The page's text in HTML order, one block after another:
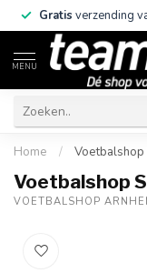
Gratis verzending
MENU
Home / Voetbalshop
Voetbalshop
VOETBALSHOP